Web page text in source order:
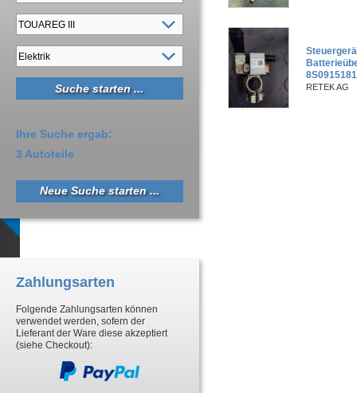
RETEK AG
Ihre Suche ergab:
3 Autoteile
Neue Suche starten ...
Zahlungsarten
Folgende Zahlungsarten können
verwendet werden, sofern der
Lieferant der Ware diese akzeptiert
(siehe Checkout):